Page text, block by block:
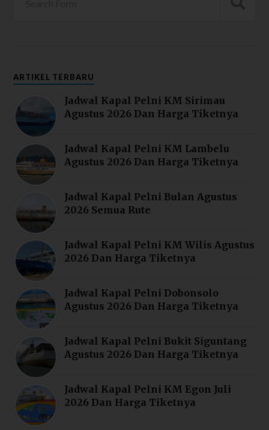
ARTIKEL TERBARU
Jadwal Kapal Pelni KM Sirimau
Agustus 2026 Dan Harga Tiketnya
Jadwal Kapal Pelni KM Lambelu
Agustus 2026 Dan Harga Tiketnya
Jadwal Kapal Pelni Bulan Agustus
2026 Semua Rute
Jadwal Kapal Pelni KM Wilis Agustus
2026 Dan Harga Tiketnya
Jadwal Kapal Pelni Dobonsolo
Agustus 2026 Dan Harga Tiketnya
Jadwal Kapal Pelni Bukit Siguntang
Agustus 2026 Dan Harga Tiketnya
Jadwal Kapal Pelni KM Egon Juli
2026 Dan Harga Tiketnya